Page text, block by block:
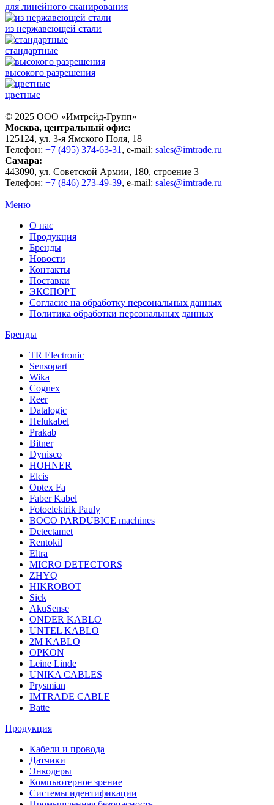
для линейного сканирования
из нержавеющей стали
стандартные
высокого разрешения
цветные
© 2025 ООО «Имтрейд-Групп»
Москва, центральный офис:
125124, ул. 3-я Ямского Поля, 18
Телефон: +7 (495) 374-63-31 , e-mail: sales@imtrade.ru
Самара:
443090, ул. Советской Армии, 180, строение 3
Телефон: +7 (846) 273-49-39, e-mail: sales@imtrade.ru
Меню
О нас
Продукция
Бренды
Новости
Контакты
Поставки
ЭКСПОРТ
Согласие на обработку персональных данных
Политика обработки персональных данных
Бренды
TR Electronic
Sensopart
Wika
Cognex
Reer
Datalogic
Helukabel
Prakab
Bitner
Dynisco
HOHNER
Elcis
Optex Fa
Faber Kabel
Fotoelektrik Pauly
BOCO PARDUBICE machines
Detectamet
Rentokil
Eltra
MICRO DETECTORS
ZHYQ
HIKROBOT
Sick
AkuSense
ONDER KABLO
UNTEL KABLO
2M KABLO
OPKON
Leine Linde
UNIKA CABLES
Prysmian
IMTRADE CABLE
Batte
Продукция
Кабели и провода
Датчики
Энкодеры
Компьютерное зрение
Системы идентификации